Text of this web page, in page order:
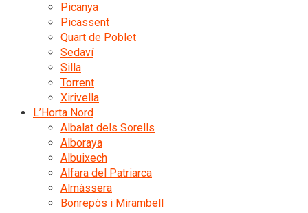
Picanya
Picassent
Quart de Poblet
Sedaví
Silla
Torrent
Xirivella
L’Horta Nord
Albalat dels Sorells
Alboraya
Albuixech
Alfara del Patriarca
Almàssera
Bonrepòs i Mirambell